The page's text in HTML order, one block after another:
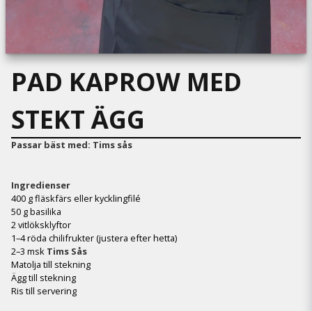
PAD KAPROW MED
STEKT ÄGG
Passar bäst med: Tims sås
Ingredienser
400 g fläskfärs eller kycklingfilé
50 g basilika
2 vitlöksklyftor
1–4 röda chilifrukter (justera efter hetta)
2–3 msk Tims Sås
Matolja till stekning
Ägg till stekning
Ris till servering